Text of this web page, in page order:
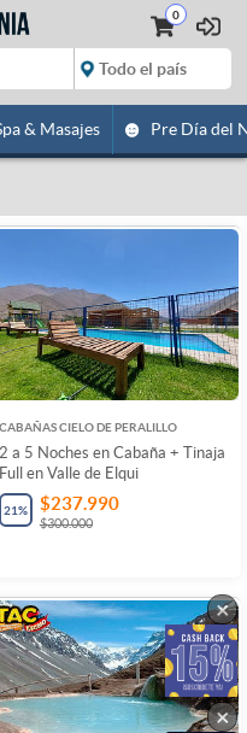
0
& Masajes Pre Día del
CABAÑAS CIELO DE PERALILLO
2 a 5 Noches en Cabaña + Tinaja
Full en Valle de Elqui
21% $237.990
$300.000
×
×